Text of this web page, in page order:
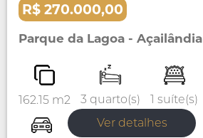
R$ 270.000,00
Parque da Lagoa - Açailândia
162.15 m2 3 quarto(s) 1 suíte(s)
Ver detalhes